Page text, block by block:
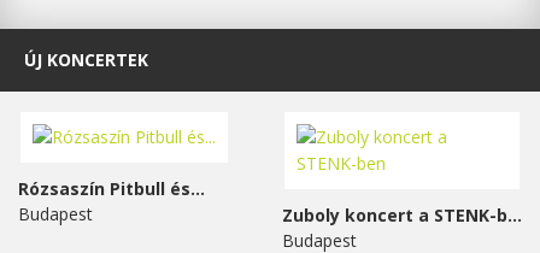
ÚJ KONCERTEK
Rózsaszín Pitbull és...
Budapest
Zuboly koncert a STENK-ben
Budapest